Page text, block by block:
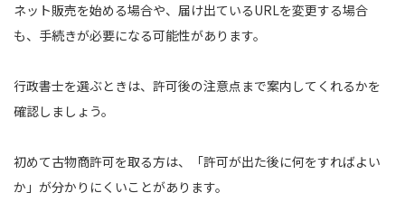
ネット販売を始める場合や、届け出ているURLを変更する場合
も、手続きが必要になる可能性があります。
行政書士を選ぶときは、許可後の注意点まで案内してくれるかを
確認しましょう。
初めて古物商許可を取る方は、「許可が出た後に何をすればよい
か」が分かりにくいことがあります。